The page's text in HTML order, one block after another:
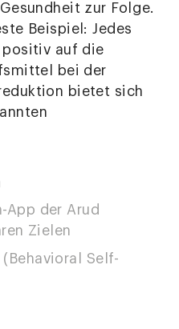
zur Folge.
Beispiel: Jedes
positiv auf die
bei der
bietet sich
App der Arud
Zielen
(Behavioral Self-